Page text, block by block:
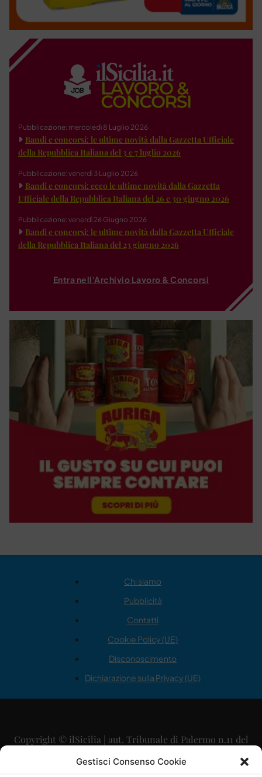
Gestisci Consenso Cookie
Pubblicazione: mercoledì 8 Luglio 2026
Bandi e concorsi: le ultime novità dalla Gazzetta Ufficiale
della Repubblica Italiana del 3 e 7 luglio 2026
Pubblicazione: venerdì 3 Luglio 2026
Bandi e concorsi: ecco le ultime novità dalla Gazzetta
Ufficiale della Repubblica Italiana del 26 e 30 giugno 2026
Pubblicazione: venerdì 26 Giugno 2026
Bandi e concorsi: le ultime novità dalla Gazzetta Ufficiale
della Repubblica Italiana del 23 giugno 2026
Entra nell'Archivio Lavoro & Concorsi
Chi siamo
Pubblicità
Contatti
Cookie Policy (UE)
Disconoscimento
Dichiarazione sulla Privacy (UE)
Copyright © ilSicilia | aut. Tribunale di Palermo n.11 del
29/09/2015